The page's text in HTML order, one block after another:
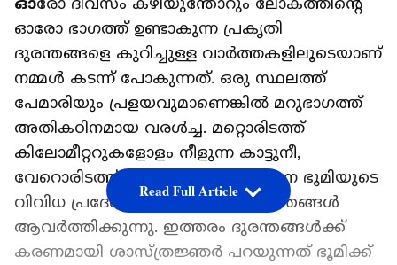
ഓരോ ദിവസം കഴിയുന്തോറും ലോകത്തിന്‍റെ
ഓരോ ഭാഗത്ത് ഉണ്ടാകുന്ന പ്രകൃതി
ദുരന്തങ്ങളെ കുറിച്ചുള്ള വാര്‍ത്തകളിലൂടെയാണ്
നമ്മള്‍ കടന്ന് പോകുന്നത്. ഒരു സ്ഥലത്ത്
പേമാരിയും പ്രളയവുമാണെങ്കില്‍ മറുഭാഗത്ത്
അതികഠിനമായ വരള്‍ച്ച. മറ്റൊരിടത്ത്
കിലോമീറ്ററുകളോളം നീളുന്ന കാട്ടുനീ,
വേറൊരിടത്ത് പൊടിക്കാറ്റ്. അങ്ങനെ ഭൂമിയുടെ
വിവിധ പ്രദേശങ്ങളില്‍ പ്രകൃതിദുരന്തങ്ങള്‍
ആവര്‍ത്തിക്കുന്നു. ഇത്തരം ദുരന്തങ്ങള്‍ക്ക്
കരണമായി ശാസ്ത്രജ്ഞര്‍ പറയുന്നത് ഭൂമിക്ക്
Read Full Article